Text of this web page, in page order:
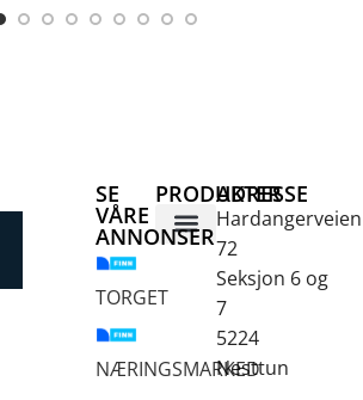
ADRESSE
Hardangerveien
72
Seksjon 6 og
7
5224
Nesttun
PRODUKTER
SE
VÅRE
ANNONSER
TORGET
NÆRINGSMARKED